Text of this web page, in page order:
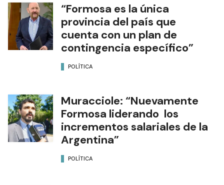
“Formosa es la única
provincia del país que
cuenta con un plan de
contingencia específico”
POLÍTICA
Muracciole: “Nuevamente
Formosa liderando los
incrementos salariales de la
Argentina”
POLÍTICA